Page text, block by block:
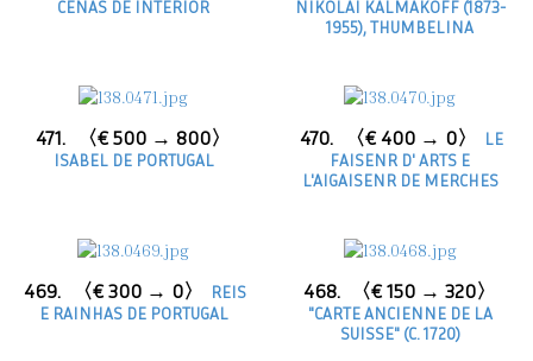
CENAS DE INTERIOR
NIKOLAI KALMAKOFF (1873-
1955), THUMBELINA
471. 〈€ 500 → 800〉
ISABEL DE PORTUGAL
470. 〈€ 400 → 0〉
LE
FAISENR D' ARTS E
L'AIGAISENR DE MERCHES
469. 〈€ 300 → 0〉
REIS
E RAINHAS DE PORTUGAL
468. 〈€ 150 → 320〉
"CARTE ANCIENNE DE LA
SUISSE" (C. 1720)